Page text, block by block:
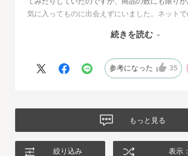
気に入ってものに出会えずにいました。ネット
することが出来ました。最初に注文したものはイ
は、生地もデザインも大満足、これから長く自
続きを読む
参考になった 35
もっと見る
絞り込み 表示